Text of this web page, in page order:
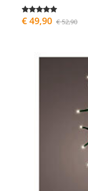
€ 49,90 € 52,90